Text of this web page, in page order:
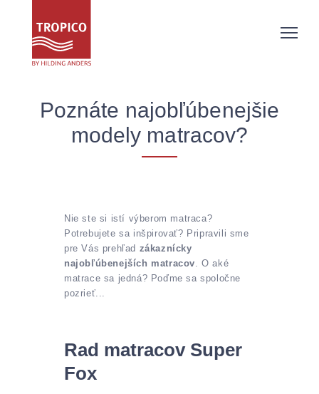
Poznáte najobľúbenejšie
modely matracov?
Nie ste si istí výberom matraca?
Potrebujete sa inšpirovať? Pripravili sme
pre Vás prehľad zákaznícky
najobľúbenejších matracov. O aké
matrace sa jedná? Poďme sa spoločne
pozrieť...
Rad matracov Super
Fox